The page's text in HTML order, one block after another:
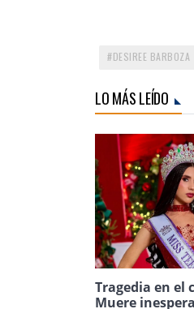
DESIREE BARBOZA
LO MÁS LEÍDO
Tragedia en el
Muere